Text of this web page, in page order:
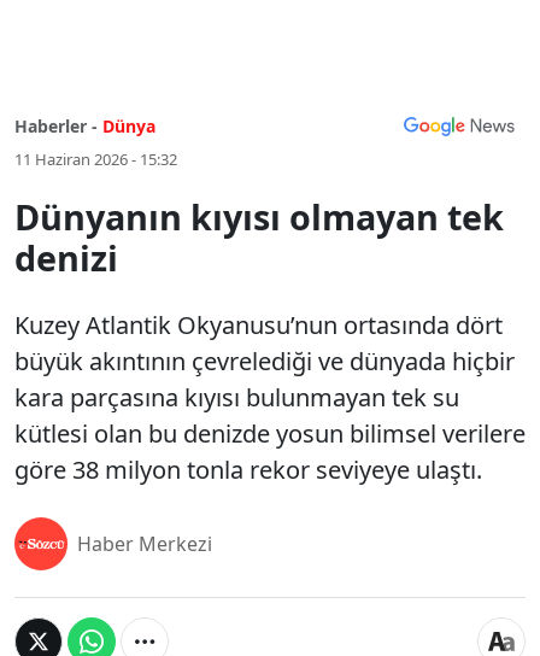
Haberler - Dünya
11 Haziran 2026 - 15:32
Dünyanın kıyısı olmayan tek
denizi
Kuzey Atlantik Okyanusu’nun ortasında dört
büyük akıntının çevrelediği ve dünyada hiçbir
kara parçasına kıyısı bulunmayan tek su
kütlesi olan bu denizde yosun bilimsel verilere
göre 38 milyon tonla rekor seviyeye ulaştı.
Haber Merkezi